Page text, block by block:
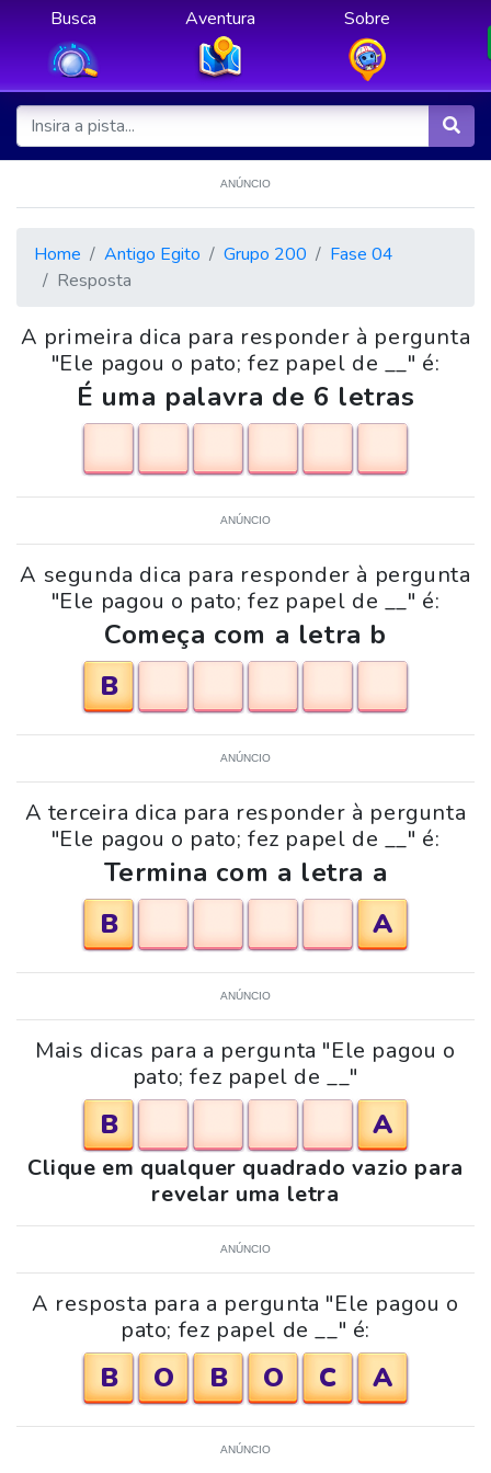
Busca Aventura Sobre
ANÚNCIO
Home Antigo Egito Grupo 200
Fase 04
Resposta
A primeira dica para responder à pergunta
"Ele pagou o pato; fez papel de __" é:
É uma palavra de 6 letras
ANÚNCIO
A segunda dica para responder à pergunta
"Ele pagou o pato; fez papel de __" é:
Começa com a letra b
B
ANÚNCIO
A terceira dica para responder à pergunta
"Ele pagou o pato; fez papel de __" é:
Termina com a letra a
B
A
ANÚNCIO
Mais dicas para a pergunta "Ele pagou o
pato; fez papel de __"
B A
Clique em qualquer quadrado vazio para
revelar uma letra
ANÚNCIO
A resposta para a pergunta "Ele pagou o
pato; fez papel de __" é:
B O B O C A
ANÚNCIO